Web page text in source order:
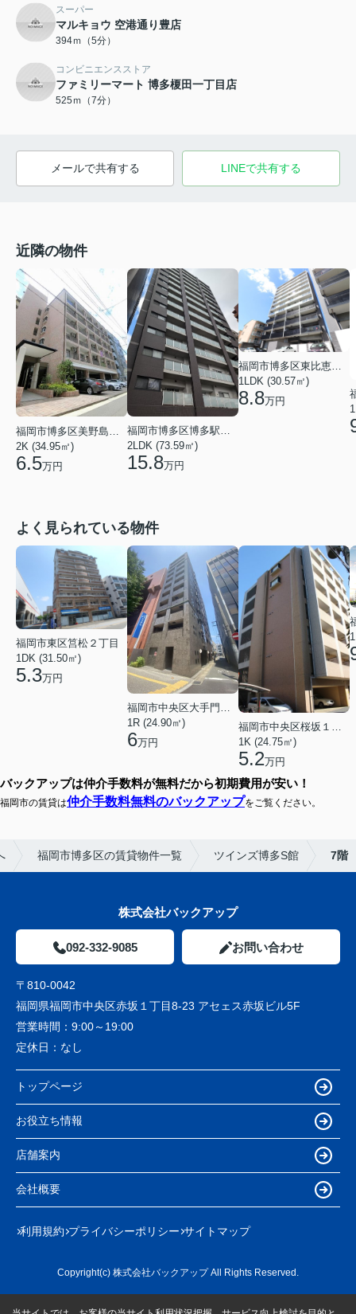
スーパー
マルキョウ 空港通り豊店
394ｍ（5分）
コンビニエンスストア
ファミリーマート 博多榎田一丁目店
525ｍ（7分）
メールで共有する LINEで共有する
近隣の物件
2K (34.95㎡)
6.5万円
福岡市博多区博多駅南２丁目
2LDK (73.59㎡)
15.8万円
1LDK (30.57㎡)
8.8万円
よく見られている物件
福岡市東区筥松２丁目
1DK (31.50㎡)
5.3万円
福岡市中央区大手門３丁目
1R (24.90㎡)
6万円
1K (24.75㎡)
5.2万円
バックアップは仲介手数料が無料だから初期費用が安い！
福岡市の賃貸は仲介手数料無料のバックアップをご覧ください。
福岡市博多区の賃貸物件一覧 ツインズ博多S館 7階
株式会社バックアップ
092-332-9085 お問い合わせ
〒810-0042
福岡県福岡市中央区赤坂１丁目8-23 アセェス赤坂ビル5F
営業時間： 9:00～19:00
定休日： なし
トップページ
お役立ち情報
店舗案内
会社概要
利用規約 プライバシーポリシー サイトマップ
Copyright(c) 株式会社バックアップ All Rights Reserved.